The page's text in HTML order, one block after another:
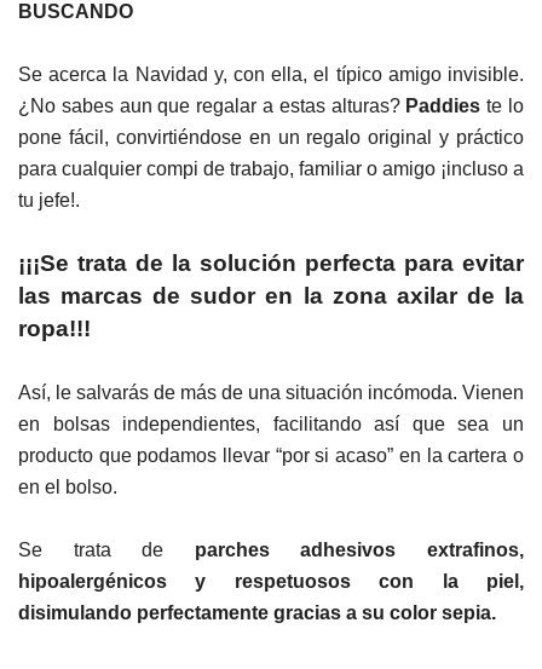
BUSCANDO
Se acerca la Navidad y, con ella, el típico amigo invisible.
¿No sabes aun que regalar a estas alturas? Paddies te lo
pone fácil, convirtiéndose en un regalo original y práctico
para cualquier compi de trabajo, familiar o amigo ¡incluso a
tu jefe!.
¡¡¡Se trata de la solución perfecta para evitar
las marcas de sudor en la zona axilar de la
ropa!!!
Así, le salvarás de más de una situación incómoda. Vienen
en bolsas independientes, facilitando así que sea un
producto que podamos llevar “por si acaso” en la cartera o
en el bolso.
Se trata de parches adhesivos extrafinos,
hipoalergénicos y respetuosos con la piel,
disimulando perfectamente gracias a su color sepia.